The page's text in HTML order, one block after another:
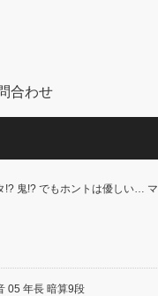
合わせ
!? 鬼!? でもホントは優しい… マ
05 年長 暗算9段